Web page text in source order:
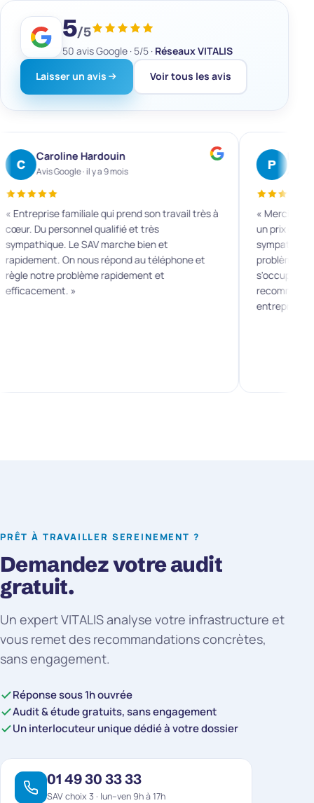
5/5
50 avisGoogle · 5/5 · Réseaux VITALIS
Laisser un avis
Voir tous les avis
P
Philippe Serron
Avis Google · il y a 11 mois
« Merci Vitalis, grâce à vous nous avons la fibre à
un prix compétitif ! L'équipe est très
sympathique et surtout professionnelle. Les
problèmes techniques sont pris en charge, on
s'occupe de rien et tout se passe bien. Je
recommande fortement les services de cette
I
« Service
pour un
copieur,
réellement
grande
PRÊT À TRAVAILLER SEREINEMENT ?
Demandez votre audit
gratuit.
Un expert VITALIS analyse votre infrastructure et
vous remet des recommandations concrètes,
sans engagement.
Réponse sous 1h ouvrée
Audit & étude gratuits, sans engagement
Un interlocuteur unique dédié à votre dossier
01 49 30 33 33
SAV choix 3 · lun–ven 9h à 17h